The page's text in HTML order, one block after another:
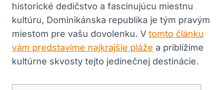
historické dedičstvo a fascinujúcu miestnu
kultúru, Dominikánska republika je tým pravým
miestom pre vašu dovolenku. V tomto článku
vám predstavíme najkrajšie pláže a priblížime
kultúrne skvosty tejto jedinečnej destinácie.